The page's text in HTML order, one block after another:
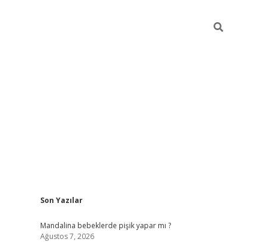
Sidebar
Son Yazılar
Mandalina bebeklerde pişik yapar mı ?
Ağustos 7, 2026